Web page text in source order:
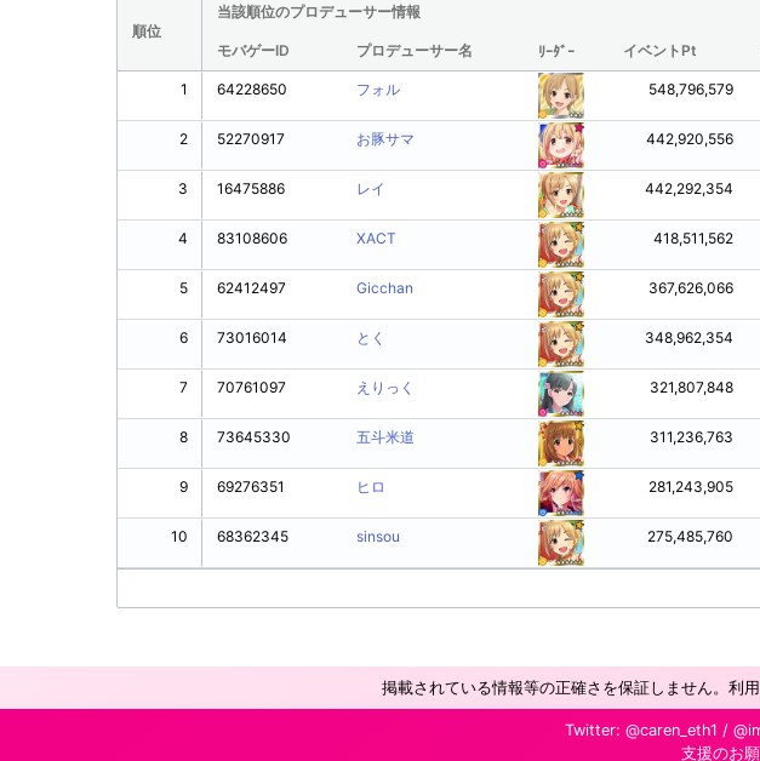
順位
当該順位のプロデューサー情報
モバゲーID プロデューサー名 ﾘｰﾀﾞｰ イベントPt
1
2
3
4
5
6
7
8
9
10
64228650 フォル 548,796,579
52270917 お豚サマ 442,920,556
16475886 レイ 442,292,354
83108606 XACT 418,511,562
62412497 Gicchan 367,626,066
73016014 とく 348,962,354
70761097 えりっく 321,807,848
73645330 五斗米道 311,236,763
69276351 ヒロ 281,243,905
68362345 sinsou 275,485,760
掲載されている情報等の正確さを保証しません。利
Twitter: @caren_eth1 /
支援のお